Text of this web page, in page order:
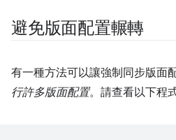
避免版面配置輾轉
有一種方法可以讓強制同步版面
行許多版面配置。請查看以下程